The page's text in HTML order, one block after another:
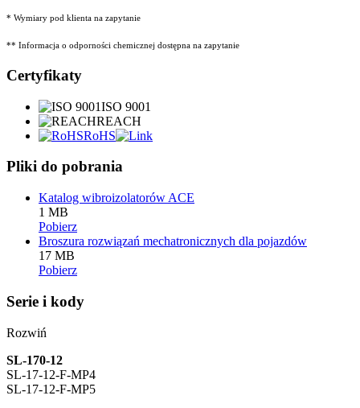
* Wymiary pod klienta na zapytanie
** Informacja o odporności chemicznej dostępna na zapytanie
Certyfikaty
ISO 9001
REACH
RoHS
Pliki do pobrania
Katalog wibroizolatorów ACE
1 MB
Pobierz
Broszura rozwiązań mechatronicznych dla pojazdów
17 MB
Pobierz
Serie i kody
Rozwiń
SL-170-12
SL-17-12-F-MP4
SL-17-12-F-MP5